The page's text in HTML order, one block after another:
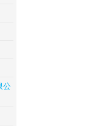
公